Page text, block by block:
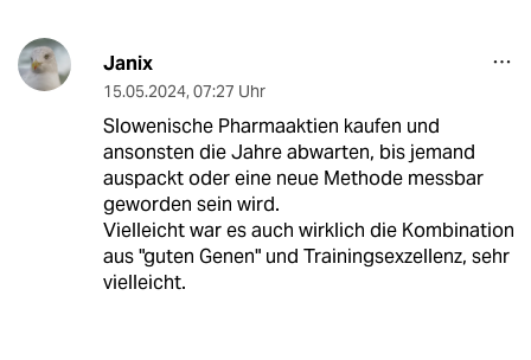
Janix
15.05.2024, 07:27 Uhr
Slowenische Pharmaaktien kaufen und
ansonsten die Jahre abwarten, bis jemand
auspackt oder eine neue Methode messbar
geworden sein wird.
Vielleicht war es auch wirklich die Kombination
aus "guten Genen" und Trainingsexzellenz, sehr
vielleicht.